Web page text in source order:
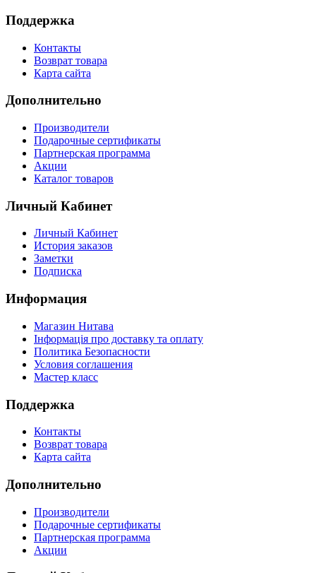
Поддержка
Контакты
Возврат товара
Карта сайта
Дополнительно
Производители
Подарочные сертификаты
Партнерская программа
Акции
Каталог товаров
Личный Кабинет
Личный Кабинет
История заказов
Заметки
Подписка
Информация
Магазин Нитава
Інформація про доставку та оплату
Политика Безопасности
Условия соглашения
Мастер класс
Поддержка
Контакты
Возврат товара
Карта сайта
Дополнительно
Производители
Подарочные сертификаты
Партнерская программа
Акции